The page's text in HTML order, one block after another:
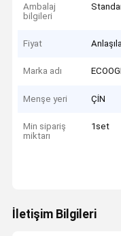
Ambalaj
bilgileri
Fiyat
Marka adı
Menşe yeri ÇİN
Min sipariş
miktarı
1set
İletişim Bilgileri